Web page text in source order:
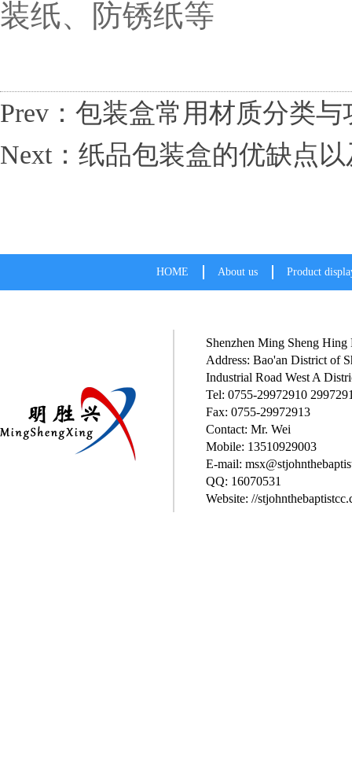
装纸、防锈纸等
Prev：包装盒常用材质分类与
Next：纸品包装盒的优缺点
HOME About us Product
Shenzhen Ming Sheng
Address: Bao'an District of
Industrial Road West A
Tel: 0755-29972910
Fax: 0755-29972913
Contact: Mr. Wei
Mobile: 13510929003
E-mail:
QQ: 16070531
Website: //